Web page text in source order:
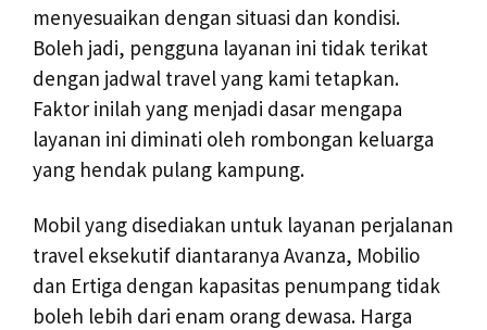
menyesuaikan dengan situasi dan kondisi.
Boleh jadi, pengguna layanan ini tidak terikat
dengan jadwal travel yang kami tetapkan.
Faktor inilah yang menjadi dasar mengapa
layanan ini diminati oleh rombongan keluarga
yang hendak pulang kampung.
Mobil yang disediakan untuk layanan perjalanan
travel eksekutif diantaranya Avanza, Mobilio
dan Ertiga dengan kapasitas penumpang tidak
boleh lebih dari enam orang dewasa. Harga